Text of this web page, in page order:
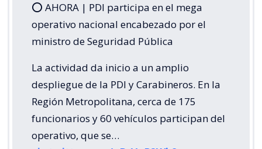
⭕️ AHORA | PDI participa en el mega
operativo nacional encabezado por el
ministro de Seguridad Pública
La actividad da inicio a un amplio
despliegue de la PDI y Carabineros. En la
Región Metropolitana, cerca de 175
funcionarios y 60 vehículos participan del
operativo, que se…